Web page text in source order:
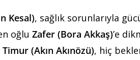
Kesal), sağlık sorunlarıyla
oğlu Zafer (Bora Akkaş)’e
Timur (Akın Akınözü), hiç